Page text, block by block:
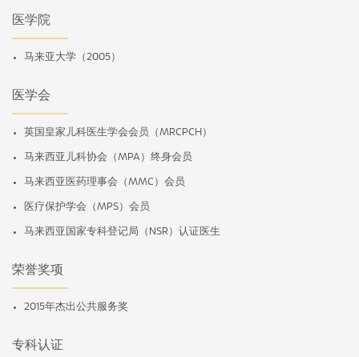
医学院
马来亚大学（2005）
医学会
英国皇家儿科医生学会会员（MRCPCH）
马来西亚儿科协会（MPA）终身会员
马来西亚医药理事会（MMC）会员
医疗保护学会（MPS）会员
马来西亚国家专科登记局（NSR）认证医生
荣誉奖项
2015年杰出公共服务奖
专科认证